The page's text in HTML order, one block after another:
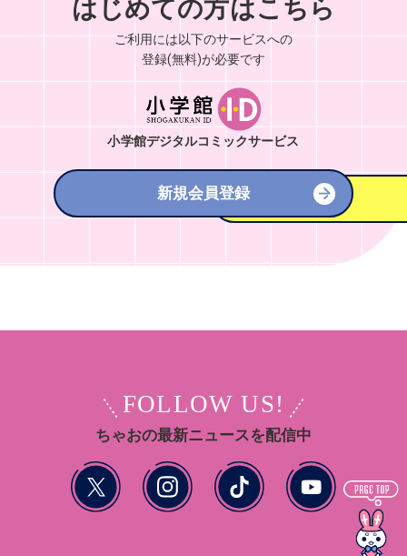
はじめての方はこちら
ご利用には以下のサービスへの
登録(無料)が必要です
小学館デジタルコミックサービス
新規会員登録
FOLLOW US!
ちゃおの最新ニュースを配信中